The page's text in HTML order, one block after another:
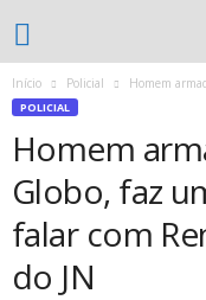
Início Policial Homem
POLICIAL
Homem
Globo, faz
falar com
do JN